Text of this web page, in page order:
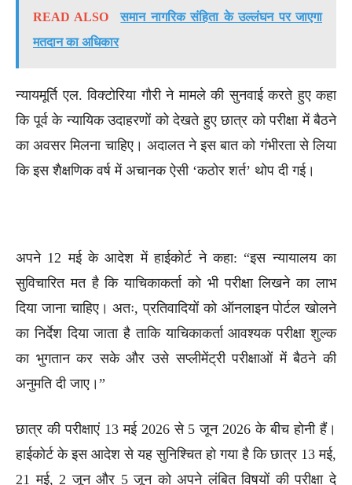
READ ALSO
समान नागरिक संहिता के उल्लंघन पर जाएगा
मतदान का अधिकार
न्यायमूर्ति एल. विक्टोरिया गौरी ने मामले की सुनवाई करते हुए कहा
कि पूर्व के न्यायिक उदाहरणों को देखते हुए छात्र को परीक्षा में बैठने
का अवसर मिलना चाहिए। अदालत ने इस बात को गंभीरता से लिया
कि इस शैक्षणिक वर्ष में अचानक ऐसी ‘कठोर शर्त’ थोप दी गई।
अपने 12 मई के आदेश में हाईकोर्ट ने कहा: “इस न्यायालय का
सुविचारित मत है कि याचिकाकर्ता को भी परीक्षा लिखने का लाभ
दिया जाना चाहिए। अतः, प्रतिवादियों को ऑनलाइन पोर्टल खोलने
का निर्देश दिया जाता है ताकि याचिकाकर्ता आवश्यक परीक्षा शुल्क
का भुगतान कर सके और उसे सप्लीमेंट्री परीक्षाओं में बैठने की
अनुमति दी जाए।”
छात्र की परीक्षाएं 13 मई 2026 से 5 जून 2026 के बीच होनी हैं।
हाईकोर्ट के इस आदेश से यह सुनिश्चित हो गया है कि छात्र 13 मई,
21 मई, 2 जून और 5 जून को अपने लंबित विषयों की परीक्षा दे